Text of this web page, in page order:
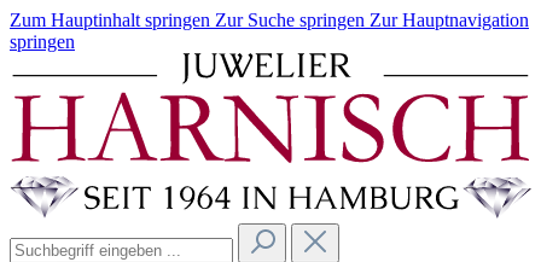
Zum Hauptinhalt springen Zur Suche springen Zur Hauptnavigation
springen